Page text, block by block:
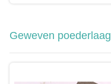
Geweven poederlaag